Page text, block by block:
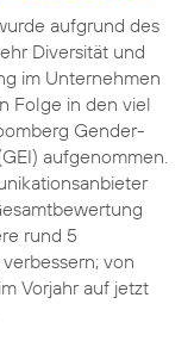
aufgrund des
Diversität und
im Unternehmen
Folge in den viel
Gender-
aufgenommen.
rund 5
von
Vorjahr auf jetzt